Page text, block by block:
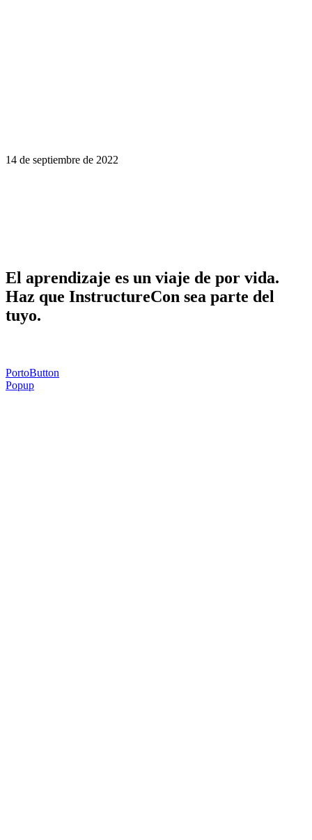
14 de septiembre de 2022
El aprendizaje es un viaje de por vida.
Haz que InstructureCon sea parte del
tuyo.
PortoButton
Popup